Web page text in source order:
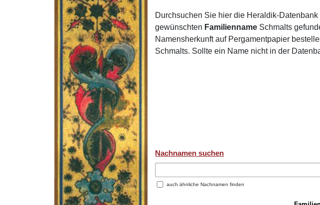
Durchsuchen Sie hier die Heraldik-
gewünschten Familienname Schmalts
Namensherkunft auf Pergamentpapier
Schmalts. Sollte ein Name nicht in der
Nachnamen suchen
auch ähnliche Nachnamen finden